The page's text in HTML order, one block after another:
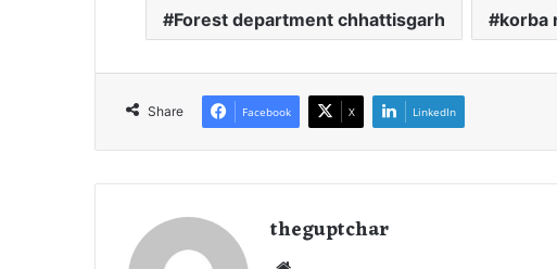
Forest department chhattisgarh korba
Share Facebook X LinkedIn
theguptchar